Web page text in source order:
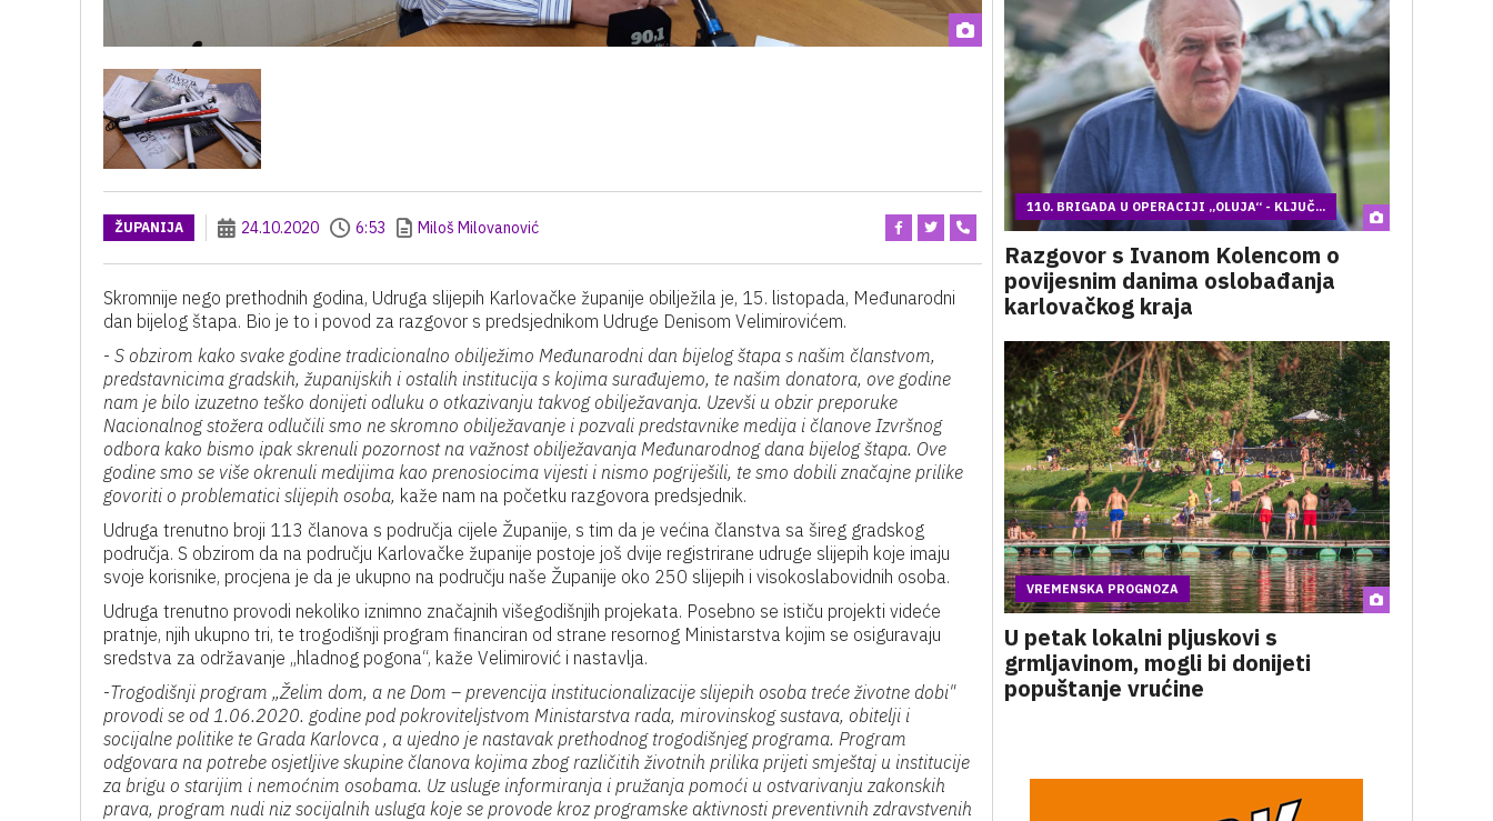
ŽUPANIJA 24.10.2020 6:53 Miloš Milovanović
Skromnije nego prethodnih godina, Udruga slijepih Karlovačke županije obilježila je, 15. listopada, Međunarodni
dan bijelog štapa. Bio je to i povod za razgovor s predsjednikom Udruge Denisom Velimirovićem.
- S obzirom kako svake godine tradicionalno obilježimo Međunarodni dan bijelog štapa s našim članstvom,
predstavnicima gradskih, županijskih i ostalih institucija s kojima surađujemo, te našim donatora, ove godine
nam je bilo izuzetno teško donijeti odluku o otkazivanju takvog obilježavanja. Uzevši u obzir preporuke
Nacionalnog stožera odlučili smo ne skromno obilježavanje i pozvali predstavnike medija i članove Izvršnog
odbora kako bismo ipak skrenuli pozornost na važnost obilježavanja Međunarodnog dana bijelog štapa. Ove
godine smo se više okrenuli medijima kao prenosiocima vijesti i nismo pogriješili, te smo dobili značajne prilike
govoriti o problematici slijepih osoba, kaže nam na početku razgovora predsjednik.
Udruga trenutno broji 113 članova s područja cijele Županije, s tim da je većina članstva sa šireg gradskog
područja. S obzirom da na području Karlovačke županije postoje još dvije registrirane udruge slijepih koje imaju
svoje korisnike, procjena je da je ukupno na području naše Županije oko 250 slijepih i visokoslabovidnih osoba.
Udruga trenutno provodi nekoliko iznimno značajnih višegodišnjih projekata. Posebno se ističu projekti videće
pratnje, njih ukupno tri, te trogodišnji program financiran od strane resornog Ministarstva kojim se osiguravaju
sredstva za održavanje „hladnog pogona“, kaže Velimirović i nastavlja.
-Trogodišnji program „Želim dom, a ne Dom – prevencija institucionalizacije slijepih osoba treće životne dobi"
provodi se od 1.06.2020. godine pod pokroviteljstvom Ministarstva rada, mirovinskog sustava, obitelji i
socijalne politike te Grada Karlovca , a ujedno je nastavak prethodnog trogodišnjeg programa. Program
odgovara na potrebe osjetljive skupine članova kojima zbog različitih životnih prilika prijeti smještaj u institucije
za brigu o starijim i nemoćnim osobama. Uz usluge informiranja i pružanja pomoći u ostvarivanju zakonskih
prava, program nudi niz socijalnih usluga koje se provode kroz programske aktivnosti preventivnih zdravstvenih
110. BRIGADA U OPERACIJI „OLUJA“ - KLJUČ...
Razgovor s Ivanom Kolencom o
povijesnim danima oslobađanja
karlovačkog kraja
VREMENSKA PROGNOZA
U petak lokalni pljuskovi s
grmljavinom, mogli bi donijeti
popuštanje vrućine